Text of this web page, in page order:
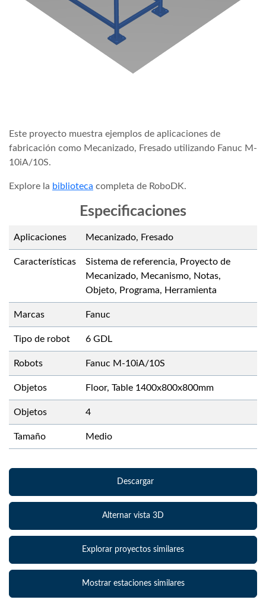
Este proyecto muestra ejemplos de aplicaciones de
fabricación como Mecanizado, Fresado utilizando Fanuc M-
10iA/10S.
Explore la biblioteca completa de RoboDK.
Especificaciones
Aplicaciones Mecanizado, Fresado
Características
Sistema de referencia, Proyecto de
Mecanizado, Mecanismo, Notas,
Objeto, Programa, Herramienta
Marcas Fanuc
Tipo de robot 6 GDL
Robots Fanuc M-10iA/10S
Objetos Floor, Table 1400x800x800mm
Objetos 4
Tamaño Medio
Descargar
Alternar vista 3D
Explorar proyectos similares
Mostrar estaciones similares